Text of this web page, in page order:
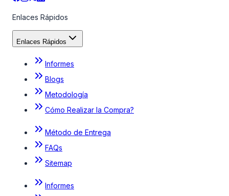
Enlaces Rápidos
Enlaces Rápidos
Informes
Blogs
Metodología
Cómo Realizar la Compra?
Método de Entrega
FAQs
Sitemap
Informes